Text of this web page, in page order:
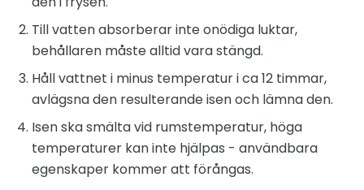
Till vatten absorberar inte onödiga luktar,
behållaren måste alltid vara stängd.
Håll vattnet i minus temperatur i ca 12 timmar,
avlägsna den resulterande isen och lämna den.
Isen ska smälta vid rumstemperatur, höga
temperaturer kan inte hjälpas - användbara
egenskaper kommer att förångas.